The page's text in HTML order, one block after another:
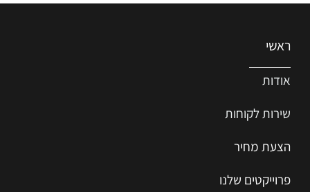
ראשי
אודות
שירות לקוחות
הצעת מחיר
פרוייקטים שלנו